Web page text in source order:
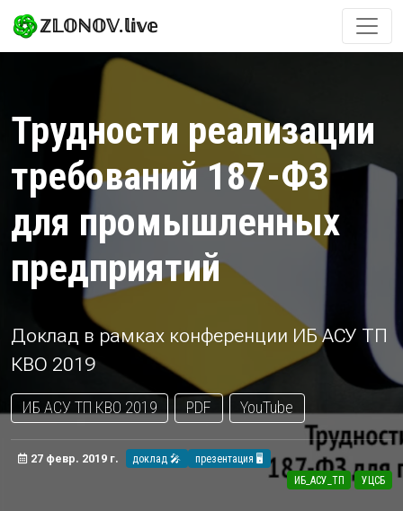
ℤ𝕃𝕆ℕ𝕆𝕍.𝕝𝕚𝕧𝕖
Трудности реализации
требований 187-ФЗ
для промышленных
предприятий
Доклад в рамках конференции ИБ АСУ ТП
КВО 2019
ИБ АСУ ТП КВО 2019 PDF YouTube
27 февр. 2019 г. доклад 🎤
презентация 🖥️
ИБ_АСУ_ТП
УЦСБ